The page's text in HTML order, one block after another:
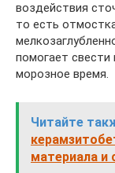
воздействия
то есть
помогает свести
морозное время.
Читайте
материала и